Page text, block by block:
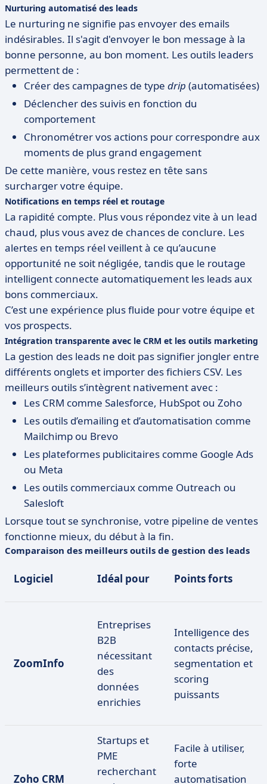
Nurturing automatisé des leads
Le nurturing ne signifie pas envoyer des emails
indésirables. Il s'agit d'envoyer le bon message à la
bonne personne, au bon moment. Les outils leaders
permettent de :
Créer des campagnes de type drip (automatisées)
Déclencher des suivis en fonction du
comportement
Chronométrer vos actions pour correspondre aux
moments de plus grand engagement
De cette manière, vous restez en tête sans
surcharger votre équipe.
Notifications en temps réel et routage
La rapidité compte. Plus vous répondez vite à un lead
chaud, plus vous avez de chances de conclure. Les
alertes en temps réel veillent à ce qu’aucune
opportunité ne soit négligée, tandis que le routage
intelligent connecte automatiquement les leads aux
bons commerciaux.
C’est une expérience plus fluide pour votre équipe et
vos prospects.
Intégration transparente avec le CRM et les outils marketing
La gestion des leads ne doit pas signifier jongler entre
différents onglets et importer des fichiers CSV. Les
meilleurs outils s’intègrent nativement avec :
Les CRM comme Salesforce, HubSpot ou Zoho
Les outils d’emailing et d’automatisation comme
Mailchimp ou Brevo
Les plateformes publicitaires comme Google Ads
ou Meta
Les outils commerciaux comme Outreach ou
Salesloft
Lorsque tout se synchronise, votre pipeline de ventes
fonctionne mieux, du début à la fin.
Comparaison des meilleurs outils de gestion des leads
Logiciel Idéal pour Points forts
ZoomInfo
Entreprises
B2B
nécessitant
des
données
enrichies
Intelligence des
contacts précise,
segmentation et
scoring
puissants
Zoho CRM
Startups et
PME
recherchant
Facile à utiliser,
forte
automatisation